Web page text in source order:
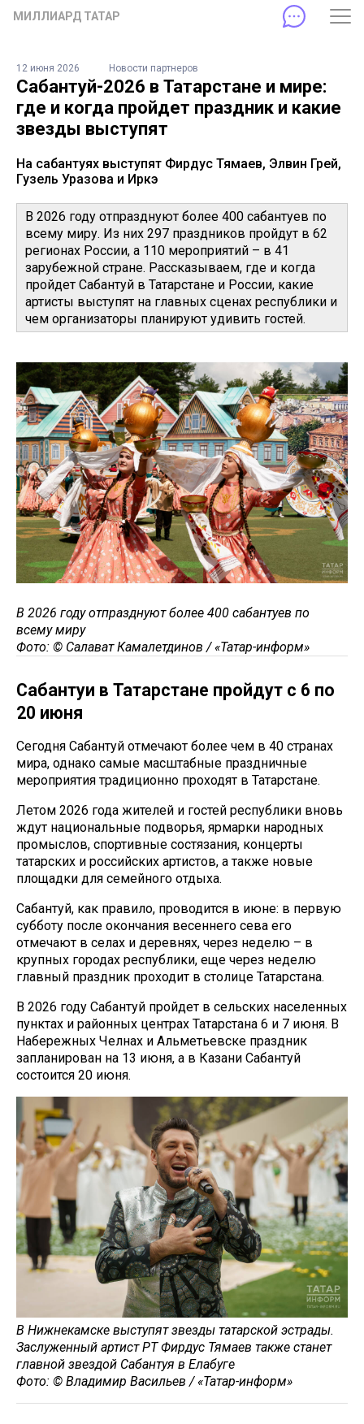
МИЛЛИАРД ТАТАР
12 июня 2026 Новости партнеров
Сабантуй-2026 в Татарстане и мире:
где и когда пройдет праздник и какие
звезды выступят
На сабантуях выступят Фирдус Тямаев, Элвин Грей,
Гузель Уразова и Иркэ
В 2026 году отпразднуют более 400 сабантуев по
всему миру. Из них 297 праздников пройдут в 62
регионах России, а 110 мероприятий – в 41
зарубежной стране. Рассказываем, где и когда
пройдет Сабантуй в Татарстане и России, какие
артисты выступят на главных сценах республики и
чем организаторы планируют удивить гостей.
В 2026 году отпразднуют более 400 сабантуев по
всему миру
Фото: © Салават Камалетдинов / «Татар-информ»
Сабантуи в Татарстане пройдут с 6 по
20 июня
Сегодня Сабантуй отмечают более чем в 40 странах
мира, однако самые масштабные праздничные
мероприятия традиционно проходят в Татарстане.
Летом 2026 года жителей и гостей республики вновь
ждут национальные подворья, ярмарки народных
промыслов, спортивные состязания, концерты
татарских и российских артистов, а также новые
площадки для семейного отдыха.
Сабантуй, как правило, проводится в июне: в первую
субботу после окончания весеннего сева его
отмечают в селах и деревнях, через неделю – в
крупных городах республики, еще через неделю
главный праздник проходит в столице Татарстана.
В 2026 году Сабантуй пройдет в сельских населенных
пунктах и районных центрах Татарстана 6 и 7 июня. В
Набережных Челнах и Альметьевске праздник
запланирован на 13 июня, а в Казани Сабантуй
состоится 20 июня.
В Нижнекамске выступят звезды татарской эстрады.
Заслуженный артист РТ Фирдус Тямаев также станет
главной звездой Сабантуя в Елабуге
Фото: © Владимир Васильев / «Татар-информ»